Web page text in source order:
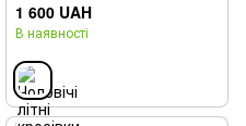
білим 46
1 600 UAH
В наявності